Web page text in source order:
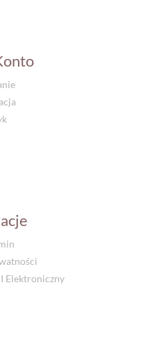
Elektroniczny